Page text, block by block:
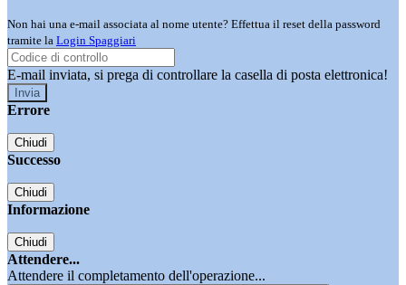
Non hai una e-mail associata al nome utente? Effettua il reset della password
tramite la Login Spaggiari
E-mail inviata, si prega di controllare la casella di posta elettronica!
Errore
Chiudi
Successo
Chiudi
Informazione
Chiudi
Attendere...
Attendere il completamento dell'operazione...